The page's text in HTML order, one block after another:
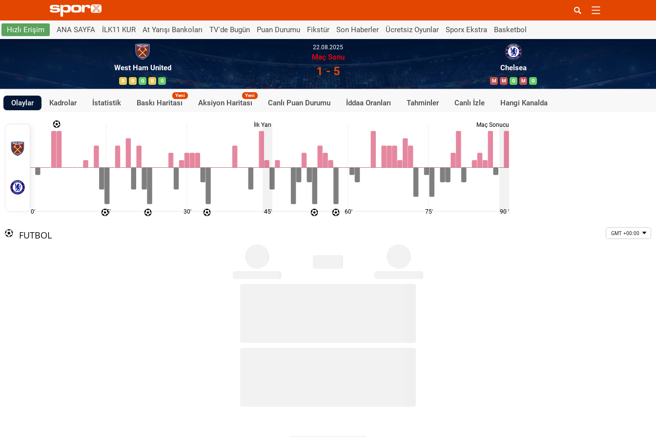
Hızlı Erişim ANA SAYFA İLK11 KUR At Yarışı Bankoları TV'de Bugün Puan Durumu Fikstür Son Haberler Ücretsiz Oyunlar Sporx Ekstra Basketbol
West Ham United
B B G B G
22.08.2025
Maç Sonu
1 - 5 Chelsea
M M G M G
Olaylar Kadrolar İstatistik Baskı Haritası
Yeni
Aksiyon Haritası
Yeni
Canlı Puan Durumu İddaa Oranları Tahminler Canlı İzle Hangi Kanalda
0' 15' 30'
İlk Yarı
45' 60' 75'
Maç Sonucu
90 '
FUTBOL GMT +00:00